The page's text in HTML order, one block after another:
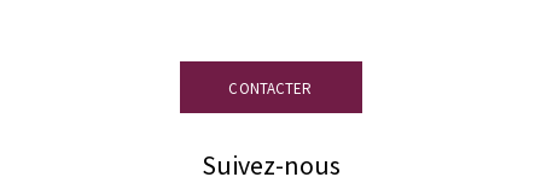
CONTACTER
Suivez-nous